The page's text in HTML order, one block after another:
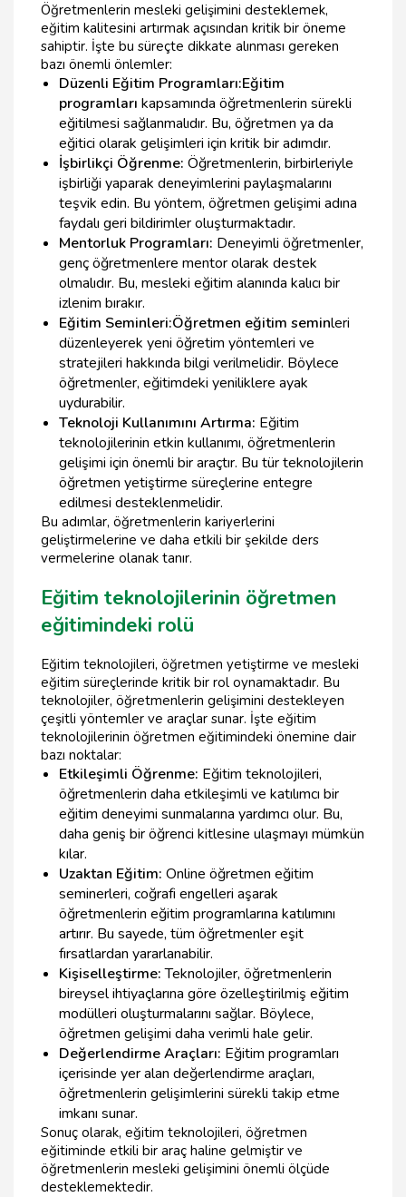
Öğretmenlerin mesleki gelişimini desteklemek,
eğitim kalitesini artırmak açısından kritik bir öneme
sahiptir. İşte bu süreçte dikkate alınması gereken
bazı önemli önlemler:
Düzenli Eğitim Programları:Eğitim
programları kapsamında öğretmenlerin sürekli
eğitilmesi sağlanmalıdır. Bu, öğretmen ya da
eğitici olarak gelişimleri için kritik bir adımdır.
İşbirlikçi Öğrenme: Öğretmenlerin, birbirleriyle
işbirliği yaparak deneyimlerini paylaşmalarını
teşvik edin. Bu yöntem, öğretmen gelişimi adına
faydalı geri bildirimler oluşturmaktadır.
Mentorluk Programları: Deneyimli öğretmenler,
genç öğretmenlere mentor olarak destek
olmalıdır. Bu, mesleki eğitim alanında kalıcı bir
izlenim bırakır.
Eğitim Seminleri:Öğretmen eğitim seminleri
düzenleyerek yeni öğretim yöntemleri ve
stratejileri hakkında bilgi verilmelidir. Böylece
öğretmenler, eğitimdeki yeniliklere ayak
uydurabilir.
Teknoloji Kullanımını Artırma: Eğitim
teknolojilerinin etkin kullanımı, öğretmenlerin
gelişimi için önemli bir araçtır. Bu tür teknolojilerin
öğretmen yetiştirme süreçlerine entegre
edilmesi desteklenmelidir.
Bu adımlar, öğretmenlerin kariyerlerini
geliştirmelerine ve daha etkili bir şekilde ders
vermelerine olanak tanır.
Eğitim teknolojilerinin öğretmen
eğitimindeki rolü
Eğitim teknolojileri, öğretmen yetiştirme ve mesleki
eğitim süreçlerinde kritik bir rol oynamaktadır. Bu
teknolojiler, öğretmenlerin gelişimini destekleyen
çeşitli yöntemler ve araçlar sunar. İşte eğitim
teknolojilerinin öğretmen eğitimindeki önemine dair
bazı noktalar:
Etkileşimli Öğrenme: Eğitim teknolojileri,
öğretmenlerin daha etkileşimli ve katılımcı bir
eğitim deneyimi sunmalarına yardımcı olur. Bu,
daha geniş bir öğrenci kitlesine ulaşmayı mümkün
kılar.
Uzaktan Eğitim: Online öğretmen eğitim
seminerleri, coğrafi engelleri aşarak
öğretmenlerin eğitim programlarına katılımını
artırır. Bu sayede, tüm öğretmenler eşit
fırsatlardan yararlanabilir.
Kişiselleştirme:Teknolojiler, öğretmenlerin
bireysel ihtiyaçlarına göre özelleştirilmiş eğitim
modülleri oluşturmalarını sağlar. Böylece,
öğretmen gelişimi daha verimli hale gelir.
Değerlendirme Araçları: Eğitim programları
içerisinde yer alan değerlendirme araçları,
öğretmenlerin gelişimlerini sürekli takip etme
imkanı sunar.
Sonuç olarak, eğitim teknolojileri, öğretmen
eğitiminde etkili bir araç haline gelmiştir ve
öğretmenlerin mesleki gelişimini önemli ölçüde
desteklemektedir.